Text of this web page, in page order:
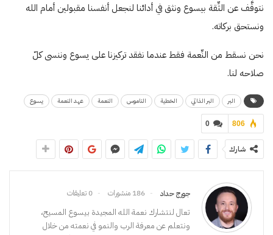
نتوقَّف عن الثِّقة بيسوع ونثق في أدائنا لنجعل أنفسنا مقبولين أمام الله
ونستحق بركاته.
نحن نسقط من النِّعمة فقط عندما نفقد تركيزنا على يسوع وننسى كلّ
صلاحه لنا.
البر البر الذاتي الخطية الناموس النعمة عهد النعمة يسوع
0 806
شارك
جورج حداد 186 منشورات 0 تعليقات
تعال لنتشارك نعمة الله المجيدة بيسوع المسيح،
ونتعلم عن معرفة الرب والنمو في نعمته من خلال